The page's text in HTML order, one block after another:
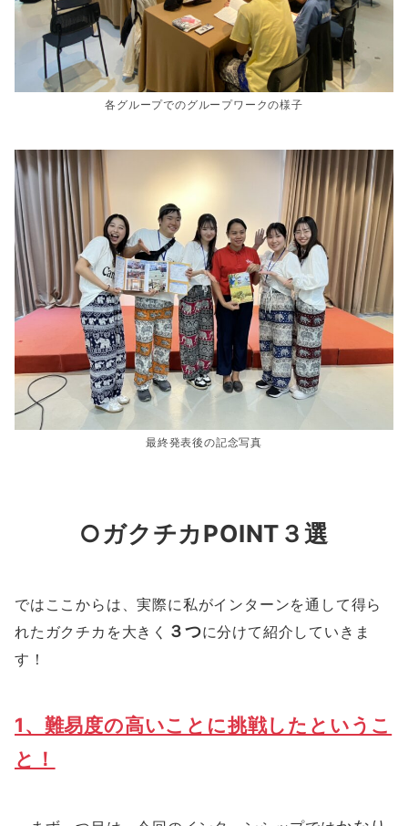
各グループでのグループワークの様子
最終発表後の記念写真
○ガクチカPOINT３選
ではここからは、実際に私がインターンを通して得ら
れたガクチカを大きく ３つに分けて紹介していきま
す！
1、難易度の高いことに挑戦したというこ
と！